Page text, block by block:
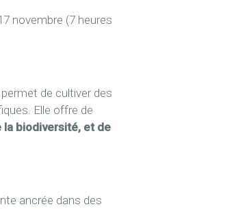
novembre (7 heures
de cultiver des
Elle offre de
la biodiversité, et de
ancrée dans des